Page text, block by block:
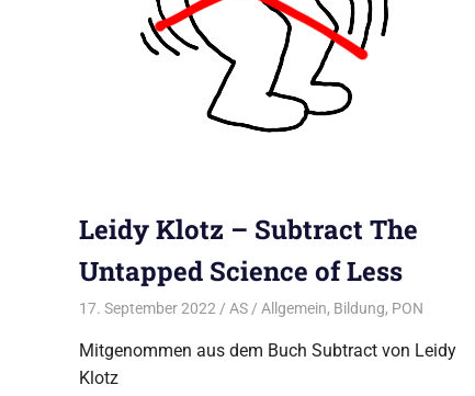
Leidy Klotz – Subtract The
Untapped Science of Less
17. September 2022 AS Allgemein, Bildung, PON
Mitgenommen aus dem Buch Subtract von Leidy
Klotz